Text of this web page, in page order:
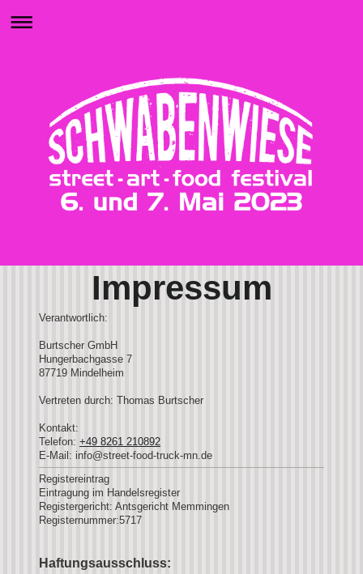
Impressum
Verantwortlich:
Burtscher GmbH
Hungerbachgasse 7
87719 Mindelheim
Vertreten durch: Thomas Burtscher
Kontakt:
Telefon: +49 8261 210892
E-Mail: info@street-food-truck-mn.de
Registereintrag
Eintragung im Handelsregister
Registergericht: Antsgericht Memmingen
Registernummer:5717
Haftungsausschluss: